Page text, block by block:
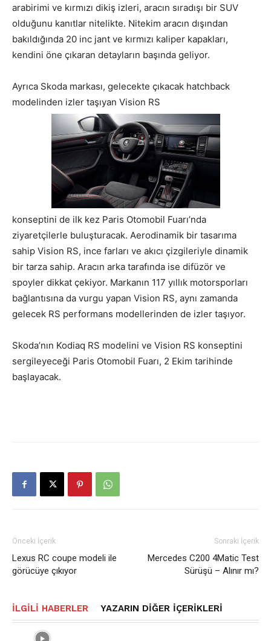
arabirimi ve kırmızı dikiş izleri, aracın sıradışı bir SUV
olduğunu kanıtlar nitelikte. Nitekim aracın dışından
bakıldığında 20 inc jant ve kırmızı kaliper kapakları,
kendini öne çıkaran detayların başında geliyor.
Ayrıca Skoda markası, gelecekte çıkacak hatchback
modelinden izler taşıyan Vision RS
konseptini de ilk kez Paris Otomobil Fuarı’nda
ziyaretçilerle buluşturacak. Aerodinamik bir tasarıma
sahip Vision RS, ince farları ve akıcı çizgileriyle dinamik
bir tarza sahip. Aracın arka tarafında ise difüzör ve
spoyler dikkat çekiyor. Markanın 117 yıllık motorsporları
bağlantısına da vurgu yapan Vision RS, aynı zamanda
gelecek RS performans modellerinden de izler taşıyor.
Skoda’nın Kodiaq RS modelini ve Vision RS konseptini
sergileyeceği Paris Otomobil Fuarı, 2 Ekim tarihinde
başlayacak.
Önceki İçerik
Lexus RC coupe modeli ile
görücüye çıkıyor
Sonraki İçerik
Mercedes C200 4Matic Test
Sürüşü – Alınır mı?
İLGILI HABERLER YAZARIN DIĞER İÇERIKLERI